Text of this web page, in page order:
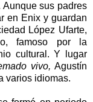
sus padres
en Enix y guardan
López Ufarte,
famoso por la
cultural. Y lugar
vivo, Agustín
varios idiomas.